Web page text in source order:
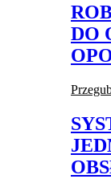
DO